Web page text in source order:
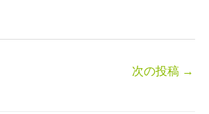
次の投稿 →